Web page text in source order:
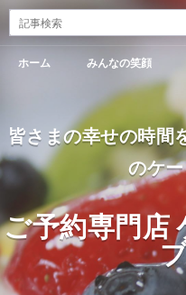
ホーム みんなの笑顔
皆さまの幸せの時間
のケ
ご予約専門店